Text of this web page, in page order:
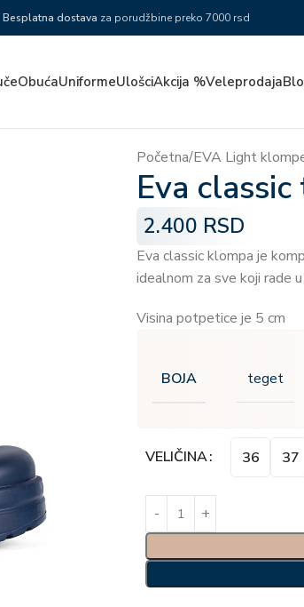
Besplatna dostava za porudžbine preko 7000 rsd
ObućaUniformeUlošciAkcija %Veleprodaja
Početna EVA Light
Eva
2.400 RSD
Eva classic klompa je
idealnom za sve koji rade
Visina potpetice je 5 cm
BOJA teget
VELIČINA 36 37
Alternative: